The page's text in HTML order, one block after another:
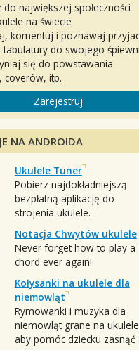
do największej społeczności
na świecie
komentuj i poznawaj
do swojego
się do powstawania
coverów, itp.
Zarejestruj
NA ANDROIDA
Ukulele Tuner
Pobierz najdokładniejszą
bezpłatną aplikację do
strojenia ukulele.
Notacja Chwytów ukulele
Never forget how to play a
chord ever again!
Kołysanki na ukulele dla
niemowląt
Rymowanki i muzyka dla
niemowląt grane na
aby pomóc dziecku zasnąć